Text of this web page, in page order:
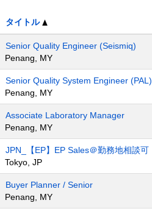
タイトル
Senior Quality Engineer (Seismiq)
Penang, MY
Senior Quality System Engineer (PAL)
Penang, MY
Associate Laboratory Manager
Penang, MY
JPN_【EP】EP Sales＠勤務地相談可
Tokyo, JP
Buyer Planner / Senior
Penang, MY